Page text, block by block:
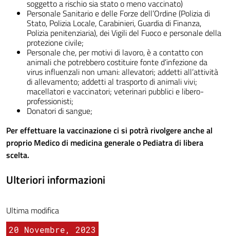
soggetto a rischio sia stato o meno vaccinato)
Personale Sanitario e delle Forze dell’Ordine (Polizia di
Stato, Polizia Locale, Carabinieri, Guardia di Finanza,
Polizia penitenziaria), dei Vigili del Fuoco e personale della
protezione civile;
Personale che, per motivi di lavoro, è a contatto con
animali che potrebbero costituire fonte d’infezione da
virus influenzali non umani: allevatori; addetti all’attività
di allevamento; addetti al trasporto di animali vivi;
macellatori e vaccinatori; veterinari pubblici e libero-
professionisti;
Donatori di sangue;
Per effettuare la vaccinazione ci si potrà rivolgere anche al
proprio Medico di medicina generale o Pediatra di libera
scelta.
Ulteriori informazioni
Ultima modifica
20 Novembre, 2023